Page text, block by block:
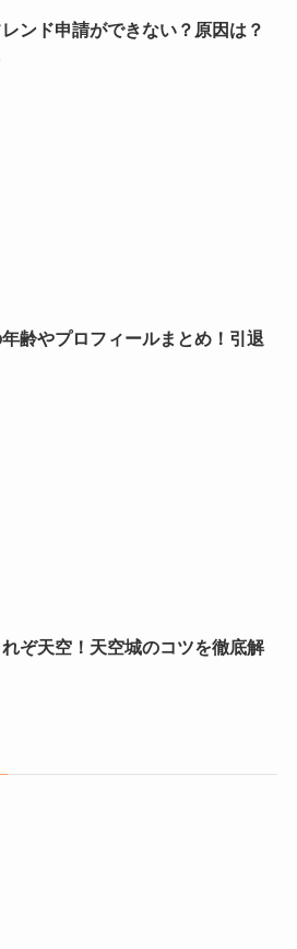
ンド申請ができない？原因は？
齢やプロフィールまとめ！引退
れぞ天空！天空城のコツを徹底解